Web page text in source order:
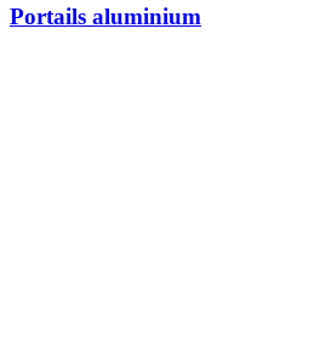
Portails aluminium